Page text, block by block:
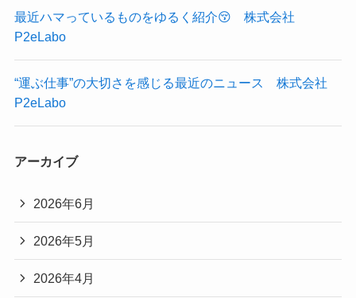
最近ハマっているものをゆるく紹介😚 株式会社
P2eLabo
“運ぶ仕事”の大切さを感じる最近のニュース 株式会社
P2eLabo
アーカイブ
2026年6月
2026年5月
2026年4月